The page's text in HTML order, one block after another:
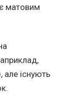
матовим
існують